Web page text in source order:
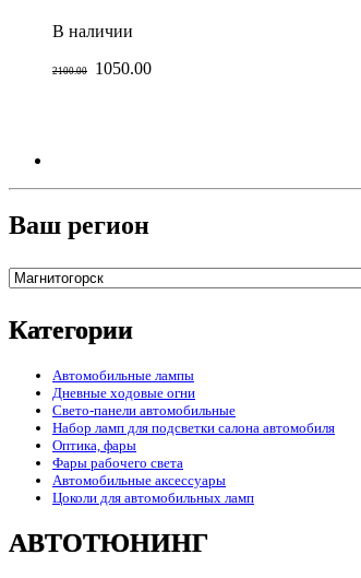
В наличии
2100.00 1050.00
Ваш регион
Категории
Автомобильные лампы
Дневные ходовые огни
Свето-панели автомобильные
Набор ламп для подсветки салона автомобиля
Оптика, фары
Фары рабочего света
Автомобильные аксессуары
Цоколи для автомобильных ламп
АВТОТЮНИНГ